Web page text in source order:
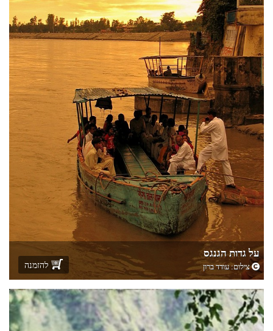
על גדות הגנגס
צילום:עודד ברון להזמנה